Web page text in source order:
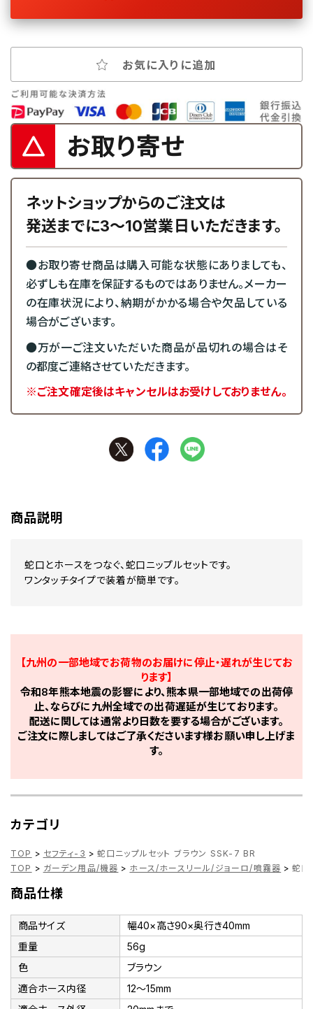
お気に入りに追加
お取り寄せ
ネットショップからのご注文は
発送までに3～10営業日いただきます。
●お取り寄せ商品は購入可能な状態にありましても、
必ずしも在庫を保証するものではありません。メーカー
の在庫状況により、納期がかかる場合や欠品している
場合がございます。
●万が一ご注文いただいた商品が品切れの場合はそ
の都度ご連絡させていただきます。
※ご注文確定後はキャンセルはお受けしておりません。
商品説明
蛇口とホースをつなぐ、蛇口ニップルセットです。
ワンタッチタイプで装着が簡単です。
【九州の一部地域でお荷物のお届けに停止・遅れが生じてお
ります】
令和8年熊本地震の影響により、熊本県一部地域での出荷停
止、ならびに九州全域での出荷遅延が生じております。
配送に関しては通常より日数を要する場合がございます。
ご注文に際しましてはご了承くださいます様お願い申し上げま
す。
カテゴリ
TOP > セフティ-3 > 蛇口ニップルセット ブラウン SSK-7 BR
TOP > ガーデン用品/機器 > ホース/ホースリール/ジョーロ/噴霧器 > 蛇口
商品仕様
商品サイズ
幅40×高さ90×奥行き40mm
重量
56g
色
ブラウン
適合ホース内径
12～15mm